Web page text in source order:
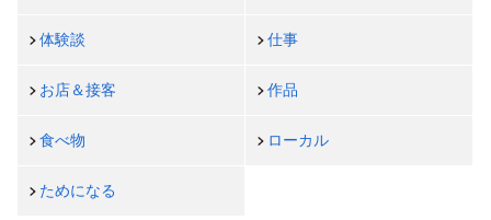
体験談 仕事
お店＆接客 作品
食べ物 ローカル
ためになる